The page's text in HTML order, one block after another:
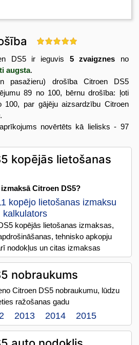
DS5 ir ieguvis 5 zvaigznes no
augsta.
pasažieru) drošība Citroen DS5
89 no 100, bērnu drošība: ļoti
par gājēju aizsardzību Citroen
novērtēts kā lielisks - 97
kopējās lietošanas
Citroen DS5?
kopējo lietošanas izmaksu
kalkulators
kopējās lietošanas izmaksas,
tehnisko apkopju
nodokļus un citas izmaksas
nobraukums
Citroen DS5 nobraukumu, lūdzu
ražošanas gadu
2013 2014 2015